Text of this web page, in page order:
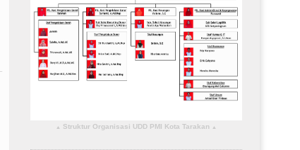
▴ Struktur Organisasi UDD PMI Kota Tarakan ▴